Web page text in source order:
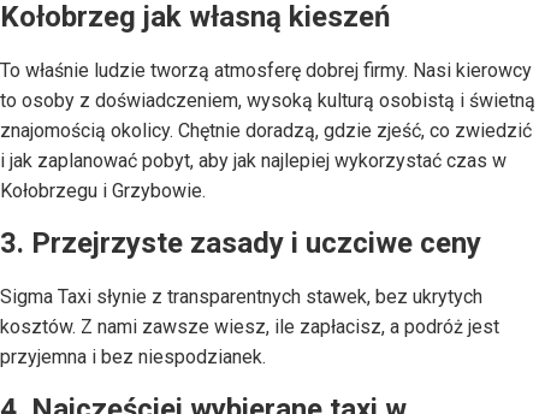
Kołobrzeg jak własną kieszeń
To właśnie ludzie tworzą atmosferę dobrej firmy. Nasi kierowcy
to osoby z doświadczeniem, wysoką kulturą osobistą i świetną
znajomością okolicy. Chętnie doradzą, gdzie zjeść, co zwiedzić
i jak zaplanować pobyt, aby jak najlepiej wykorzystać czas w
Kołobrzegu i Grzybowie.
3. Przejrzyste zasady i uczciwe ceny
Sigma Taxi słynie z transparentnych stawek, bez ukrytych
kosztów. Z nami zawsze wiesz, ile zapłacisz, a podróż jest
przyjemna i bez niespodzianek.